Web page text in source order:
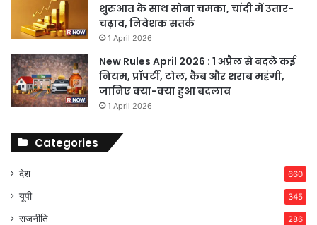
शुरुआत के साथ सोना चमका, चांदी में उतार-
चढ़ाव, निवेशक सतर्क
1 April 2026
New Rules April 2026 : 1 अप्रैल से बदले कई
नियम, प्रॉपर्टी, टोल, कैब और शराब महंगी,
जानिए क्या-क्या हुआ बदलाव
1 April 2026
Categories
देश 660
यूपी 345
राजनीति 286